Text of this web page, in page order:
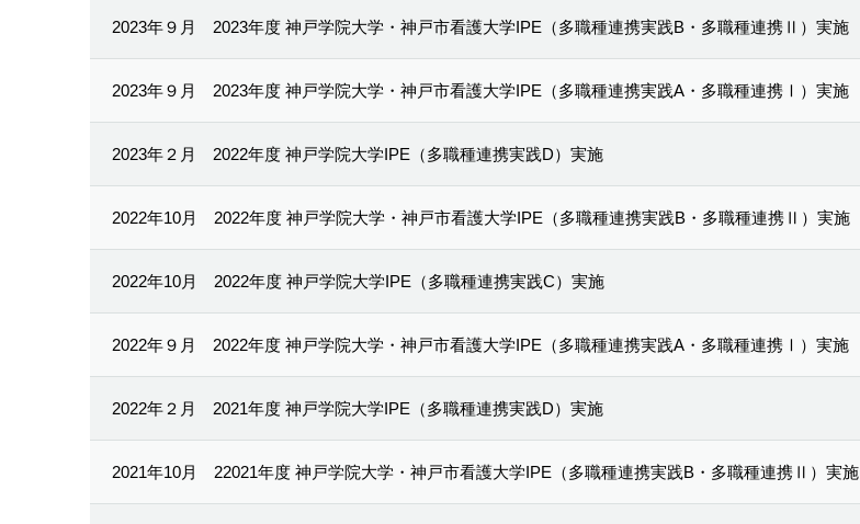
2023年９月 2023年度 神戸学院大学・神戸市看護大学IPE（多職種連携実践B・多職種連携Ⅱ）実施
2023年９月 2023年度 神戸学院大学・神戸市看護大学IPE（多職種連携実践A・多職種連携Ⅰ）実施
2023年２月 2022年度 神戸学院大学IPE（多職種連携実践D）実施
2022年10月 2022年度 神戸学院大学・神戸市看護大学IPE（多職種連携実践B・多職種連携Ⅱ）実施
2022年10月 2022年度 神戸学院大学IPE（多職種連携実践C）実施
2022年９月 2022年度 神戸学院大学・神戸市看護大学IPE（多職種連携実践A・多職種連携Ⅰ）実施
2022年２月 2021年度 神戸学院大学IPE（多職種連携実践D）実施
2021年10月 22021年度 神戸学院大学・神戸市看護大学IPE（多職種連携実践B・多職種連携Ⅱ）実施